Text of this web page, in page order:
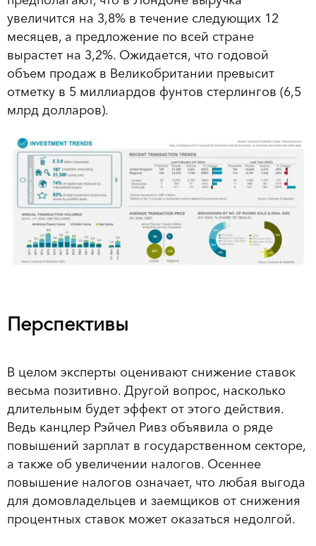
увеличится на 3,8% в течение следующих 12
месяцев, а предложение по всей стране
вырастет на 3,2%. Ожидается, что годовой
объем продаж в Великобритании превысит
отметку в 5 миллиардов фунтов стерлингов (6,5
млрд долларов).
Перспективы
В целом эксперты оценивают снижение ставок
весьма позитивно. Другой вопрос, насколько
длительным будет эффект от этого действия.
Ведь канцлер Рэйчел Ривз объявила о ряде
повышений зарплат в государственном секторе,
а также об увеличении налогов. Осеннее
повышение налогов означает, что любая выгода
для домовладельцев и заемщиков от снижения
процентных ставок может оказаться недолгой.